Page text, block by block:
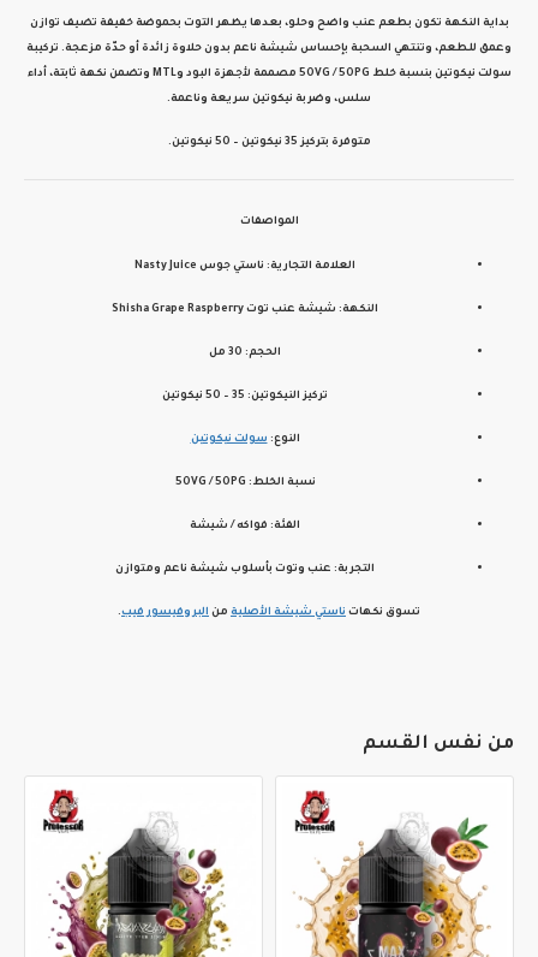
بداية النكهة تكون بطعم عنب واضح وحلو، بعدها يظهر التوت بحموضة خفيفة تضيف توازن
وعمق للطعم، وتنتهي السحبة بإحساس شيشة ناعم بدون حلاوة زائدة أو حدّة مزعجة. تركيبة
سولت نيكوتين بنسبة خلط 50VG / 50PG مصممة لأجهزة البود وMTL وتضمن نكهة ثابتة، أداء
سلس، وضربة نيكوتين سريعة وناعمة.
متوفرة بتركيز 35 نيكوتين – 50 نيكوتين .
المواصفات
العلامة التجارية: ناستي جوس Nasty Juice
النكهة: شيشة عنب توت Shisha Grape Raspberry
الحجم:
تركيز النيكوتين:
النوع: سولت نيكوتين
نسبة الخلط:
الفئة: فواكه / شيشة
التجربة: عنب وتوت بأسلوب شيشة ناعم ومتوازن
تسوق نكهات ناستي شيشة الأصلية من البروفيسور فيب.
من نفس القسم